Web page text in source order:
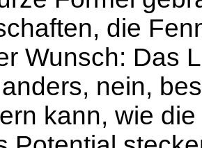
die
Wunsch: Das
nein,
kann, wie